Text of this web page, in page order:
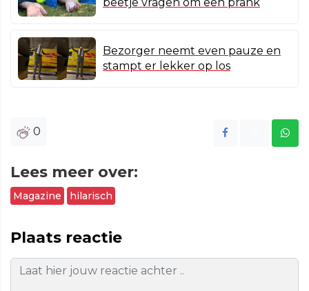
Bezorger neemt even pauze en
stampt er lekker op los
0
Lees meer over:
Magazine hilarisch
Plaats reactie